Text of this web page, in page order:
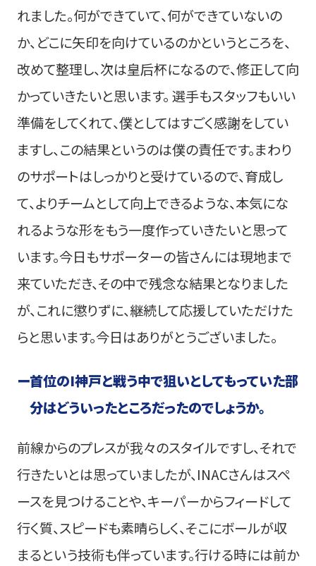
れました。何ができていて、何ができていないの
か、どこに矢印を向けているのかというところを、
改めて整理し、次は皇后杯になるので、修正して向
かっていきたいと思います。 選手もスタッフもいい
準備をしてくれて、僕としてはすごく感謝をしてい
ますし、この結果というのは僕の責任です。まわり
のサポートはしっかりと受けているので、育成し
て、よりチームとして向上できるような、本気にな
れるような形をもう一度作っていきたいと思って
います。今日もサポーターの皆さんには現地まで
来ていただき、その中で残念な結果となりました
が、これに懲りずに、継続して応援していただけた
らと思います。今日はありがとうございました。
ー首位のI神戸と戦う中で狙いとしてもっていた部
分はどういったところだったのでしょうか。
前線からのプレスが我々のスタイルですし、それで
行きたいとは思っていましたが、INACさんはスペ
ースを見つけることや、キーパーからフィードして
行く質、スピードも素晴らしく、そこにボールが収
まるという技術も伴っています。行ける時には前か